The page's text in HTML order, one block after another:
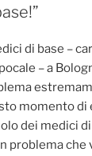
di base –
– a
momento di
dei medici di
problema